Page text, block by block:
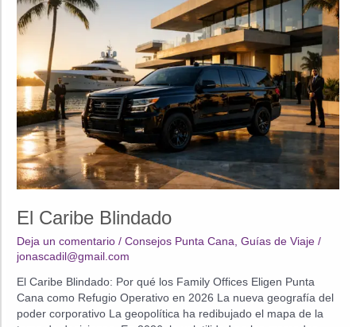
de
seguridad
ejecutiva
El Caribe Blindado
Deja un comentario /Consejos Punta Cana ,Guías de Viaje /
jonascadil@gmail.com
El Caribe Blindado: Por qué los Family Offices Eligen Punta
Cana como Refugio Operativo en 2026 La nueva geografía del
poder corporativo La geopolítica ha redibujado el mapa de la